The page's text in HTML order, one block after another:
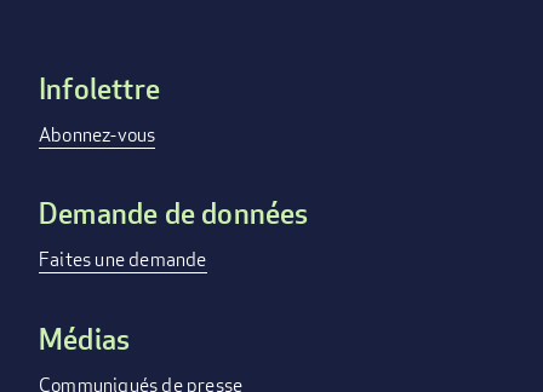
Footer
menu
Infolettre
Abonnez-vous
Demande de données
Faites une demande
Médias
Communiqués de presse